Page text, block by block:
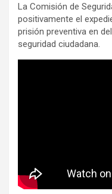
La Comisión de
positivamente el
prisión preventiva en
seguridad ciudadana.